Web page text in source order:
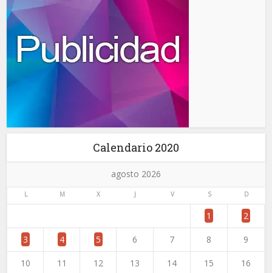
Calendario 2020
agosto 2026
L M X J V S D
1 2
3 4 5 6 7 8 9
10 11 12 13 14 15 16